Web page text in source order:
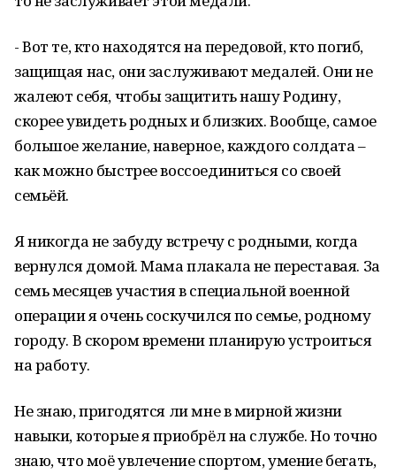
- Вот те, кто находятся на передовой, кто погиб,
защищая нас, они заслуживают медалей. Они не
жалеют себя, чтобы защитить нашу Родину,
скорее увидеть родных и близких. Вообще, самое
большое желание, наверное, каждого солдата –
как можно быстрее воссоединиться со своей
семьёй.
Я никогда не забуду встречу с родными, когда
вернулся домой. Мама плакала не переставая. За
семь месяцев участия в специальной военной
операции я очень соскучился по семье, родному
городу. В скором времени планирую устроиться
на работу.
Не знаю, пригодятся ли мне в мирной жизни
навыки, которые я приобрёл на службе. Но точно
знаю, что моё увлечение спортом, умение бегать,